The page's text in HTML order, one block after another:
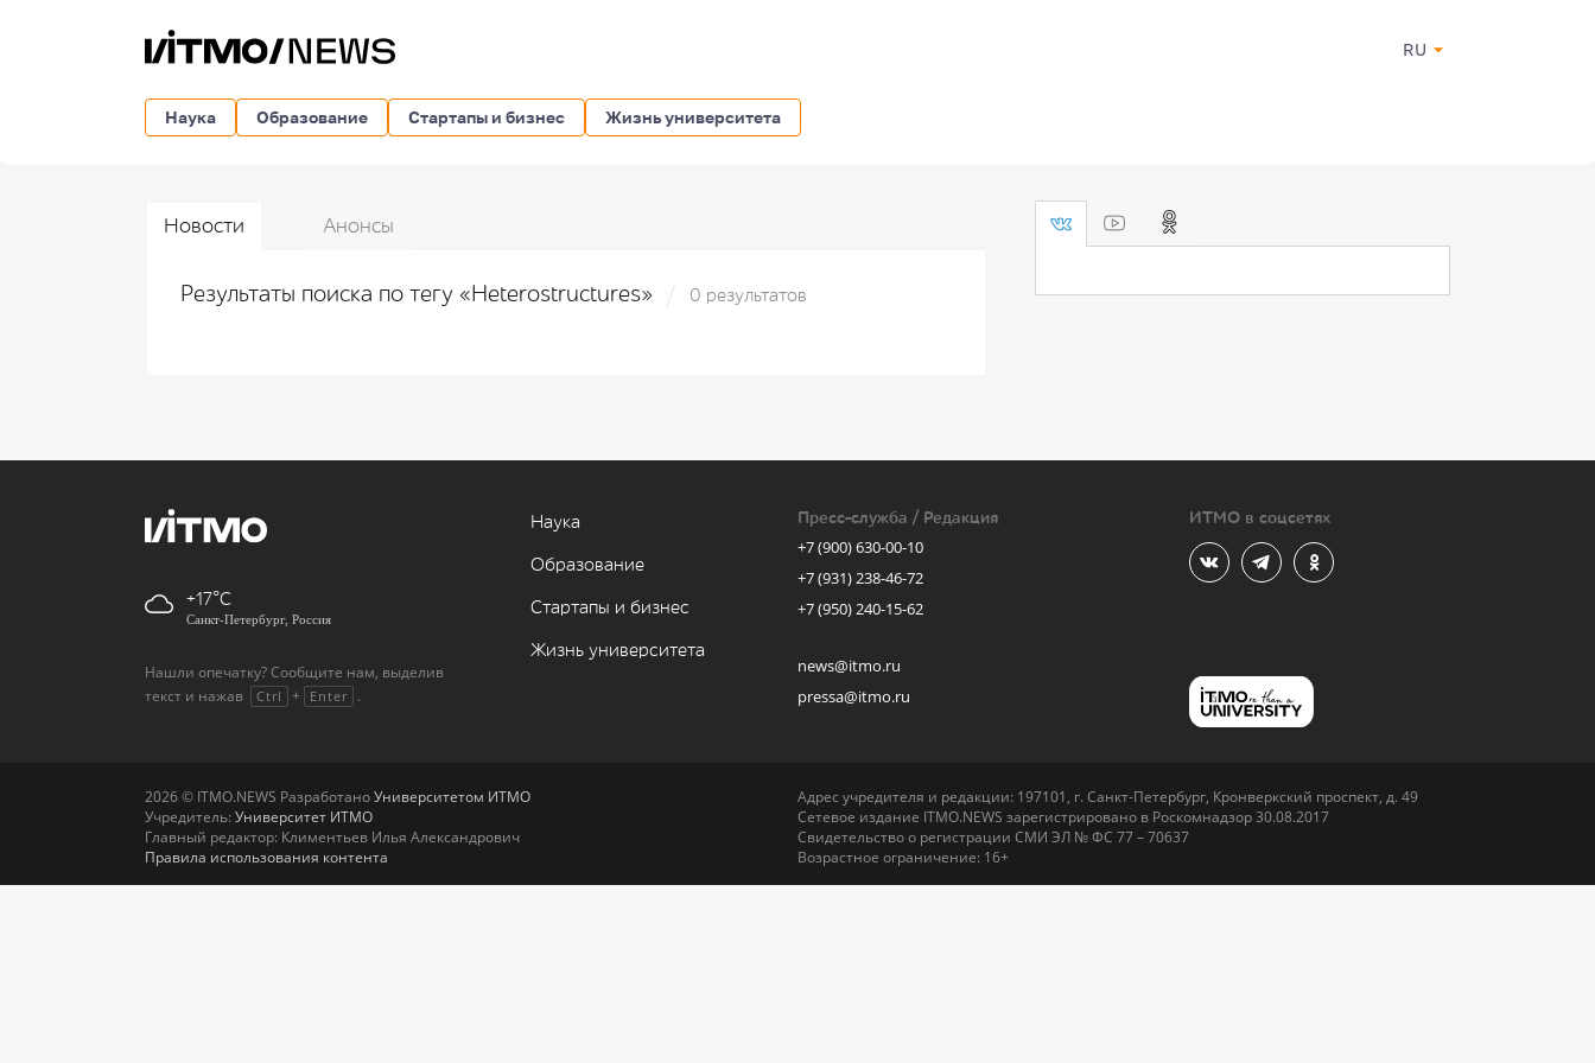
RU
Наука Образование Стартапы и бизнес Жизнь университета
Новости Анонсы
Результаты поиска по тегу «Heterostructures» 0 результатов
+17
Санкт-Петербург, Россия
Нашли опечатку? Сообщите нам, выделив
текст и нажав
Ctrl + Enter .
Наука
Образование
Стартапы и бизнес
Жизнь университета
Пресс-служба / Редакция
+7 (900) 630-00-10
+7 (931) 238-46-72
+7 (950) 240-15-62
news@itmo.ru
pressa@itmo.ru
ИТМО в соцсетях
2026 © ITMO.NEWS РазработаноУниверситетом ИТМО
Учредитель: Университет ИТМО
Главный редактор: Климентьев Илья Александрович
Правила использования контента
Адрес учредителя и редакции: 197101, г. Санкт-Петербург, Кронверкский проспект, д. 49
Сетевое издание ITMO.NEWS зарегистрировано в Роскомнадзор 30.08.2017
Свидетельство о регистрации СМИ ЭЛ № ФС 77 – 70637
Возрастное ограничение: 16+